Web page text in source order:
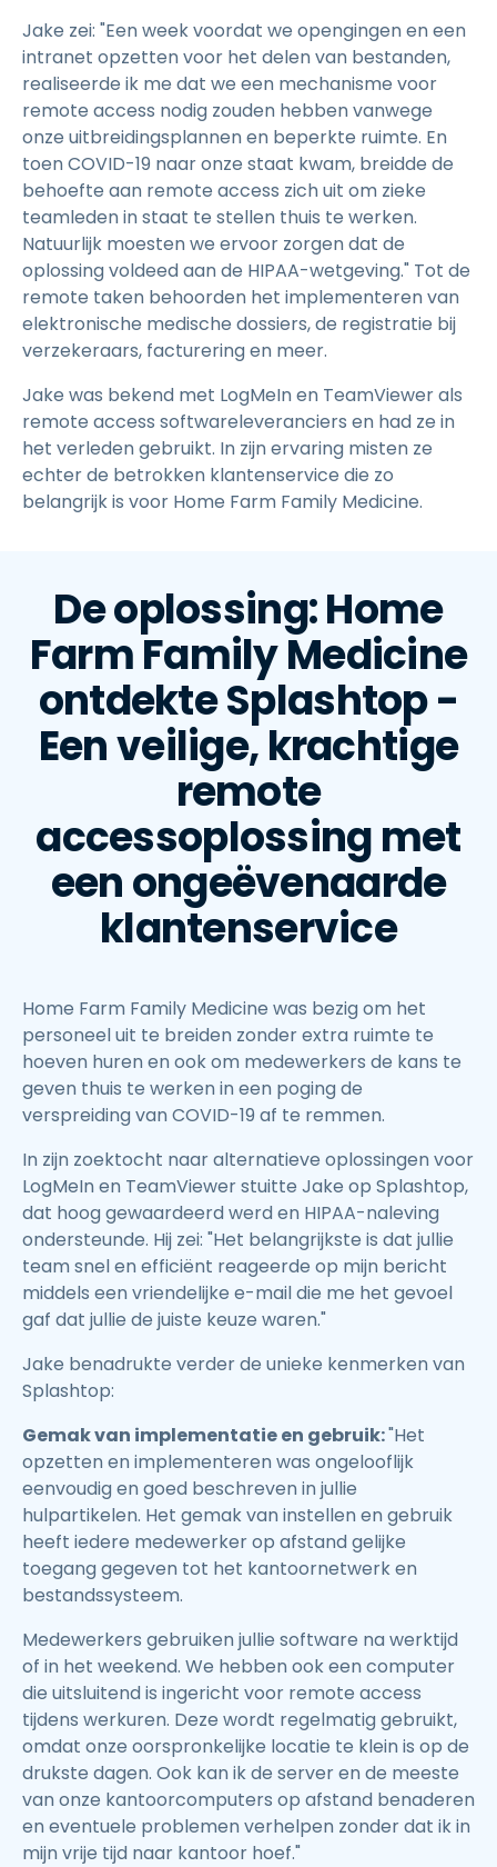
Jake zei: "Een week voordat we opengingen en een
intranet opzetten voor het delen van bestanden,
realiseerde ik me dat we een mechanisme voor
remote access nodig zouden hebben vanwege
onze uitbreidingsplannen en beperkte ruimte. En
toen COVID-19 naar onze staat kwam, breidde de
behoefte aan remote access zich uit om zieke
teamleden in staat te stellen thuis te werken.
Natuurlijk moesten we ervoor zorgen dat de
oplossing voldeed aan de HIPAA-wetgeving." Tot de
remote taken behoorden het implementeren van
elektronische medische dossiers, de registratie bij
verzekeraars, facturering en meer.
Jake was bekend met LogMeIn en TeamViewer als
remote access softwareleveranciers en had ze in
het verleden gebruikt. In zijn ervaring misten ze
echter de betrokken klantenservice die zo
belangrijk is voor Home Farm Family Medicine.
De oplossing: Home
Farm Family Medicine
ontdekte Splashtop -
Een veilige, krachtige
remote
accessoplossing met
een ongeëvenaarde
klantenservice
Home Farm Family Medicine was bezig om het
personeel uit te breiden zonder extra ruimte te
hoeven huren en ook om medewerkers de kans te
geven thuis te werken in een poging de
verspreiding van COVID-19 af te remmen.
In zijn zoektocht naar alternatieve oplossingen voor
LogMeIn en TeamViewer stuitte Jake op Splashtop,
dat hoog gewaardeerd werd en HIPAA-naleving
ondersteunde. Hij zei: "Het belangrijkste is dat jullie
team snel en efficiënt reageerde op mijn bericht
middels een vriendelijke e-mail die me het gevoel
gaf dat jullie de juiste keuze waren."
Jake benadrukte verder de unieke kenmerken van
Splashtop:
Gemak van implementatie en gebruik:"Het
opzetten en implementeren was ongelooflijk
eenvoudig en goed beschreven in jullie
hulpartikelen. Het gemak van instellen en gebruik
heeft iedere medewerker op afstand gelijke
toegang gegeven tot het kantoornetwerk en
bestandssysteem.
Medewerkers gebruiken jullie software na werktijd
of in het weekend. We hebben ook een computer
die uitsluitend is ingericht voor remote access
tijdens werkuren. Deze wordt regelmatig gebruikt,
omdat onze oorspronkelijke locatie te klein is op de
drukste dagen. Ook kan ik de server en de meeste
van onze kantoorcomputers op afstand benaderen
en eventuele problemen verhelpen zonder dat ik in
mijn vrije tijd naar kantoor hoef."